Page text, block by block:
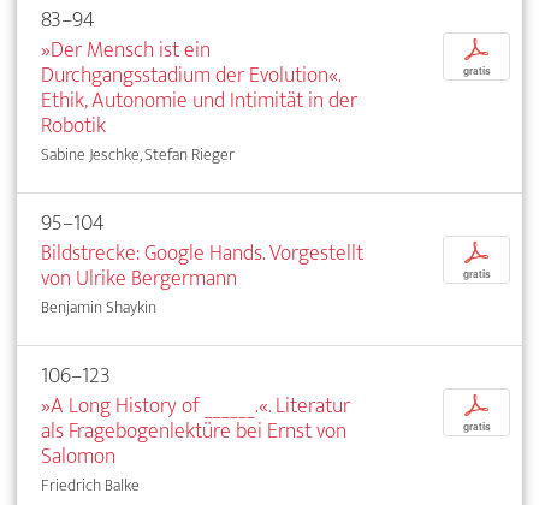
83–94
»Der Mensch ist ein
Durchgangsstadium der Evolution«.
Ethik, Autonomie und Intimität in der
Robotik
Sabine Jeschke, Stefan Rieger
p
gratis
95–104
Bildstrecke: Google Hands. Vorgestellt
von Ulrike Bergermann
Benjamin Shaykin
p
gratis
106–123
»A Long History of ______.«. Literatur
als Fragebogenlektüre bei Ernst von
Salomon
Friedrich Balke
p
gratis